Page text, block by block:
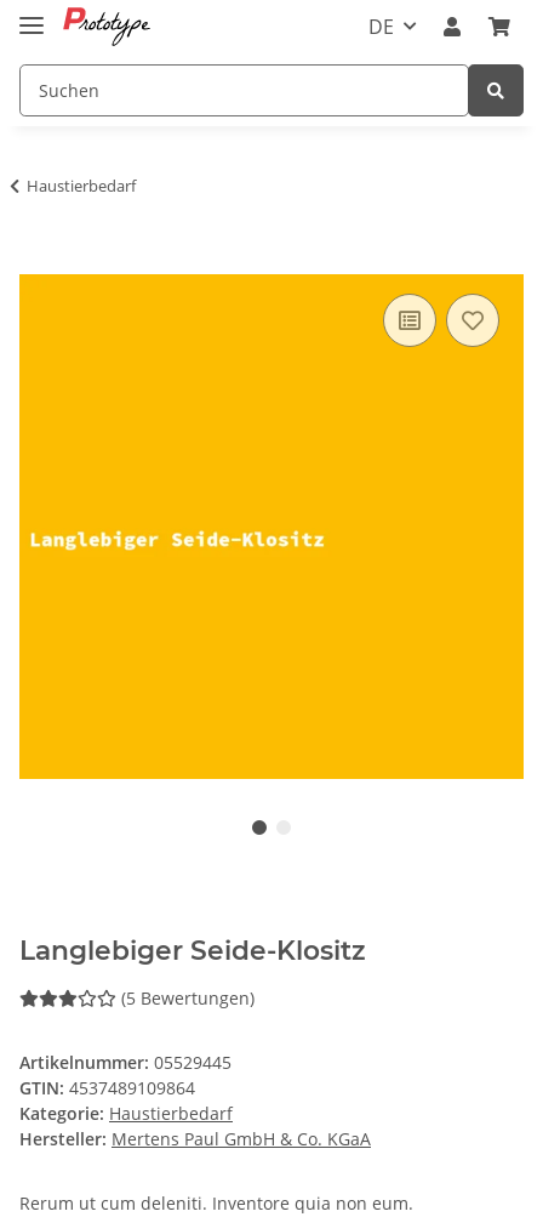
DE
Haustierbedarf
Langlebiger Seide-Klositz
(5 Bewertungen)
Artikelnummer: 05529445
GTIN: 4537489109864
Kategorie: Haustierbedarf
Hersteller: Mertens Paul GmbH & Co. KGaA
Rerum ut cum deleniti. Inventore quia non eum.